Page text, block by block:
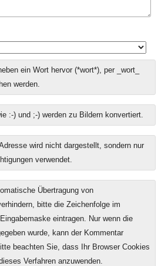
ein Wort hervor (*wort*), per _wort_
werden.
:-) und ;-) werden zu Bildern konvertiert.
wird nicht dargestellt, sondern nur
verwendet.
Übertragung von
bitte die Zeichenfolge im
eintragen. Nur wenn die
wurde, kann der Kommentar
beachten Sie, dass Ihr Browser Cookies
Verfahren anzuwenden.